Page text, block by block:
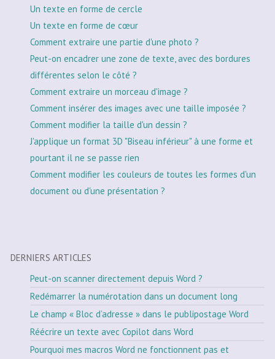
Un texte en forme de cercle
Un texte en forme de cœur
Comment extraire une partie d'une photo ?
Peut-on encadrer une zone de texte, avec des bordures
différentes selon le côté ?
Comment extraire un morceau d'image ?
Comment insérer des images avec une taille imposée ?
Comment modifier la taille d'un dessin ?
J'applique un format 3D "Biseau inférieur" à une forme et
pourtant il ne se passe rien
Comment modifier les couleurs de toutes les formes d'un
document ou d'une présentation ?
DERNIERS ARTICLES
Peut-on scanner directement depuis Word ?
Redémarrer la numérotation dans un document long
Le champ « Bloc d’adresse » dans le publipostage Word
Réécrire un texte avec Copilot dans Word
Pourquoi mes macros Word ne fonctionnent pas et